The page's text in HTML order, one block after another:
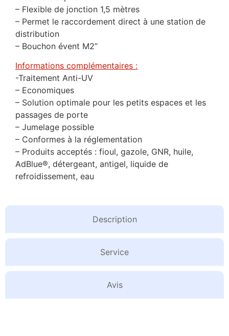
Description
Service
Avis
– Flexible de jonction 1,5 mètres
– Permet le raccordement direct à une station de
distribution
– Bouchon évent M2’’
Informations complémentaires :
-Traitement Anti-UV
– Economiques
– Solution optimale pour les petits espaces et les
passages de porte
– Jumelage possible
– Conformes à la réglementation
– Produits acceptés : fioul, gazole, GNR, huile,
AdBlue®, détergeant, antigel, liquide de
refroidissement, eau